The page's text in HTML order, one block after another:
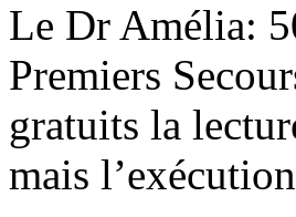
Le Dr Amélia:
Premiers
gratuits la
mais